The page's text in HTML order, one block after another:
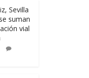
Sevilla
suman
vial